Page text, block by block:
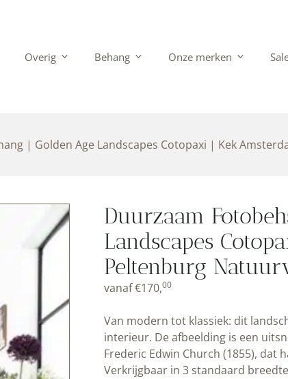
Overig Behang Onze merken
| Golden Age Landscapes Cotopaxi | Kek
Duurzaam
Landscapes
Peltenburg
vanaf€170,00
Van modern tot klassiek: dit
interieur. De afbeelding is een
Frederic Edwin Church (1855), dat
Verkrijgbaar in 3 standaard